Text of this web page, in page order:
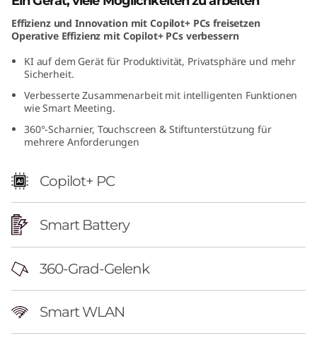
n
e
Effizienz und Innovation mit Copilot+ PCs freisetzen
Operative Effizienz mit Copilot+ PCs verbessern
KI auf dem Gerät für Produktivität, Privatsphäre und mehr
Sicherheit.
Verbesserte Zusammenarbeit mit intelligenten Funktionen
wie Smart Meeting.
360°-Scharnier, Touchscreen & Stiftunterstützung für
mehrere Anforderungen
Copilot+ PC
Smart Battery
360-Grad-Gelenk
Smart WLAN